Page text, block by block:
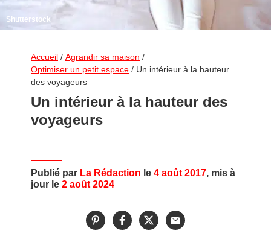
Accueil / Agrandir sa maison /
Optimiser un petit espace / Un intérieur à la hauteur
des voyageurs
Un intérieur à la hauteur des
voyageurs
Publié par La Rédaction le 4 août 2017, mis à
jour le 2 août 2024
Shutterstock